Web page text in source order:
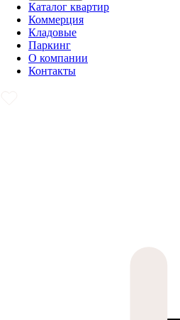
Каталог квартир
Коммерция
Кладовые
Паркинг
О компании
Контакты